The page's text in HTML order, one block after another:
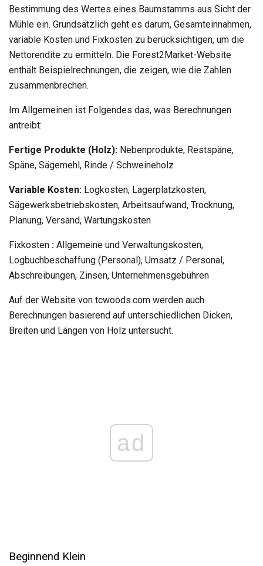
Bestimmung des Wertes eines Baumstamms aus Sicht der
Mühle ein. Grundsätzlich geht es darum, Gesamteinnahmen,
variable Kosten und Fixkosten zu berücksichtigen, um die
Nettorendite zu ermitteln. Die Forest2Market-Website
enthält Beispielrechnungen, die zeigen, wie die Zahlen
zusammenbrechen.
Im Allgemeinen ist Folgendes das, was Berechnungen
antreibt:
Fertige Produkte (Holz): Nebenprodukte, Restspäne,
Späne, Sägemehl, Rinde / Schweineholz
Variable Kosten: Logkosten, Lagerplatzkosten,
Sägewerksbetriebskosten, Arbeitsaufwand, Trocknung,
Planung, Versand, Wartungskosten
Fixkosten : Allgemeine und Verwaltungskosten,
Logbuchbeschaffung (Personal), Umsatz / Personal,
Abschreibungen, Zinsen, Unternehmensgebühren
Auf der Website von tcwoods.com werden auch
Berechnungen basierend auf unterschiedlichen Dicken,
Breiten und Längen von Holz untersucht.
ad
Beginnend Klein